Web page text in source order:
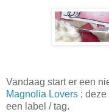
Vandaag start er een
Magnolia Lovers ;
een label / tag.